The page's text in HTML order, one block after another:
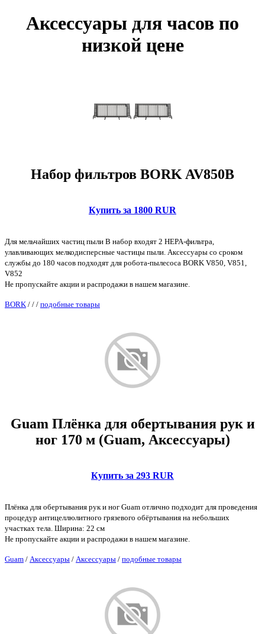
Аксессуары для часов по
низкой цене
Набор фильтров BORK AV850B
Купить за 1800 RUR
Для мельчайших частиц пыли В набор входят 2 HEPA-фильтра,
улавливающих мелкодисперсные частицы пыли. Аксессуары со сроком
службы до 180 часов подходят для робота-пылесоса BORK V850, V851,
V852
Не пропускайте акции и распродажи в нашем магазине.
BORK / / / подобные товары
Guam Плёнка для обертывания рук и
ног 170 м (Guam, Аксессуары)
Купить за 293 RUR
Плёнка для обертывания рук и ног Guam отлично подходит для проведения
процедур антицеллюлитного грязевого обёртывания на небольших
участках тела. Ширина: 22 см
Не пропускайте акции и распродажи в нашем магазине.
Guam / Аксессуары / Аксессуары / подобные товары